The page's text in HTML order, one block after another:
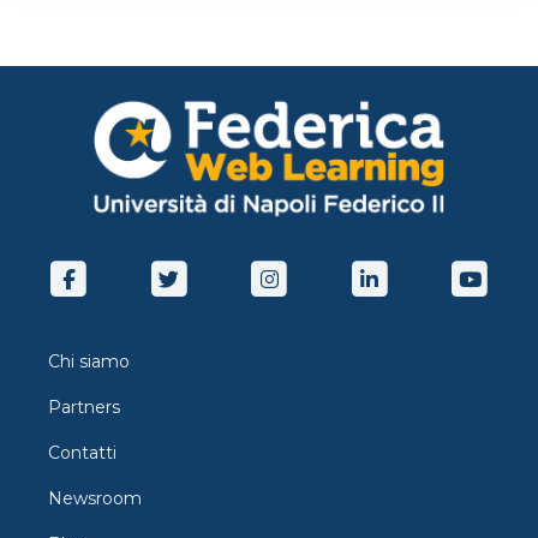
Chi siamo
Partners
Contatti
Newsroom